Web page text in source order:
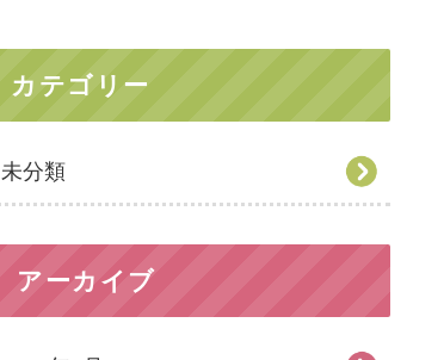
カテゴリー
未分類
アーカイブ